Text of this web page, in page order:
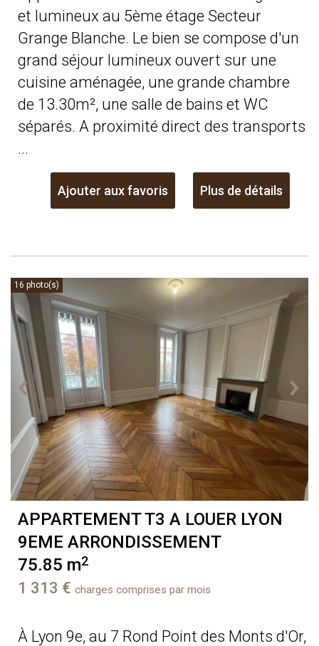
et lumineux au 5ème étage Secteur
Grange Blanche. Le bien se compose d'un
grand séjour lumineux ouvert sur une
cuisine aménagée, une grande chambre
de 13.30m², une salle de bains et WC
séparés. A proximité direct des transports
...
Ajouter aux favoris Plus de détails
16 photo(s)
APPARTEMENT T3 A LOUER LYON
9EME ARRONDISSEMENT
75.85 m2
1 313 € charges comprises par mois
À Lyon 9e, au 7 Rond Point des Monts d'Or,